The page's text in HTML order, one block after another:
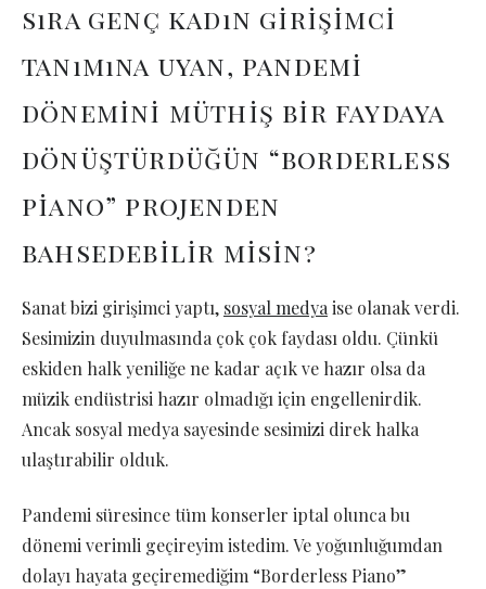
sıra genç kadın girişimci
tanımına uyan, pandemi
dönemini müthiş bir faydaya
dönüştürdüğün “borderless
piano” projenden
bahsedebilir misin?
Sanat bizi girişimci yaptı, sosyal medyaise olanak verdi.
Sesimizin duyulmasında çok çok faydası oldu. Çünkü
eskiden halk yeniliğe ne kadar açık ve hazır olsa da
müzik endüstrisi hazır olmadığı için engellenirdik.
Ancak sosyal medya sayesinde sesimizi direk halka
ulaştırabilir olduk.
Pandemi süresince tüm konserler iptal olunca bu
dönemi verimli geçireyim istedim. Ve yoğunluğumdan
dolayı hayata geçiremediğim “Borderless Piano”